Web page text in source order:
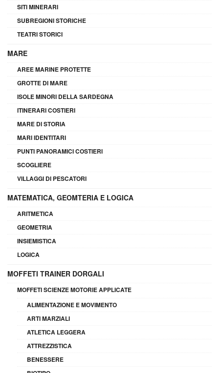
SITI MINERARI
SUBREGIONI STORICHE
TEATRI STORICI
MARE
AREE MARINE PROTETTE
GROTTE DI MARE
ISOLE MINORI DELLA SARDEGNA
ITINERARI COSTIERI
MARE DI STORIA
MARI IDENTITARI
PUNTI PANORAMICI COSTIERI
SCOGLIERE
VILLAGGI DI PESCATORI
MATEMATICA, GEOMTERIA E LOGICA
ARITMETICA
GEOMETRIA
INSIEMISTICA
LOGICA
MOFFETI TRAINER DORGALI
MOFFETI SCIENZE MOTORIE APPLICATE
ALIMENTAZIONE E MOVIMENTO
ARTI MARZIALI
ATLETICA LEGGERA
ATTREZZISTICA
BENESSERE